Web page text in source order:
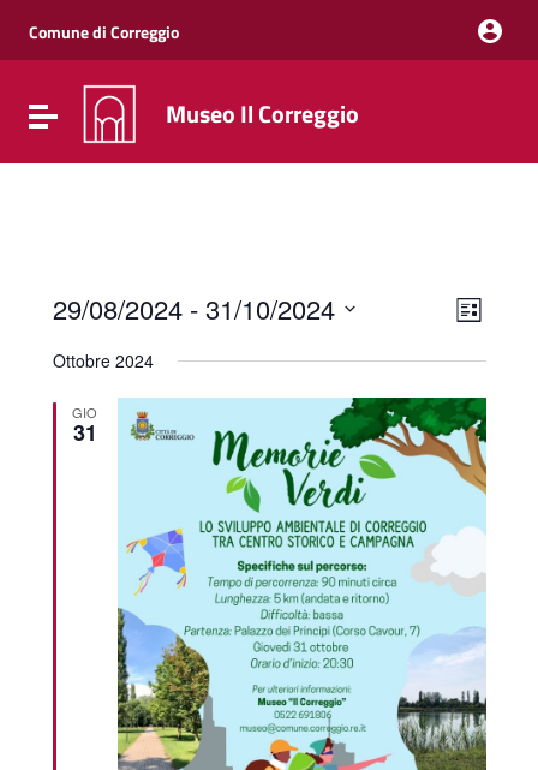
Vai al menu di navigazione
Vai al footer
Comune di Correggio
Attiva / disattiva la navigazione
Museo Il Correggio
Viste
Viste
Elenco
29/08/2024 - 31/10/2024
la
Ottobre 2024
GIO
31